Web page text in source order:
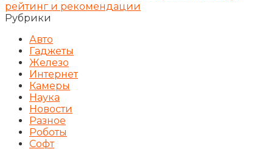
рейтинг и рекомендации
Рубрики
Авто
Гаджеты
Железо
Интернет
Камеры
Наука
Новости
Разное
Роботы
Софт